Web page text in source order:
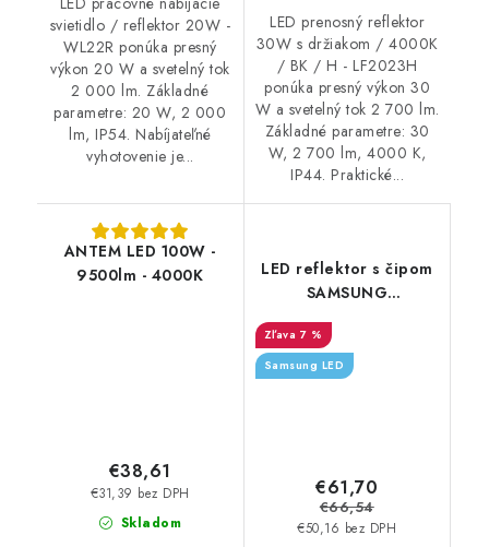
svietidlo / reflektor 20W -
WL22R ponúka presný
výkon 20 W a svetelný tok
2 000 lm. Základné
parametre: 20 W, 2 000
lm, IP54. Nabíjateľné
vyhotovenie je...
LED prenosný reflektor
30W s držiakom / 4000K
/ BK / H - LF2023H
ponúka presný výkon 30
W a svetelný tok 2 700 lm.
Základné parametre: 30
W, 2 700 lm, 4000 K,
IP44. Praktické...
ANTEM LED 100W -
9500lm - 4000K
Skladom
€31,39 bez DPH
€38,61
LED reflektor s čipom
SAMSUNG
7 %
Samsung LED
€50,16 bez DPH
€61,70
€66,54